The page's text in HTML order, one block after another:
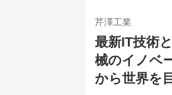
芹澤工業
最新IT技術
械のイノベ
から世界を